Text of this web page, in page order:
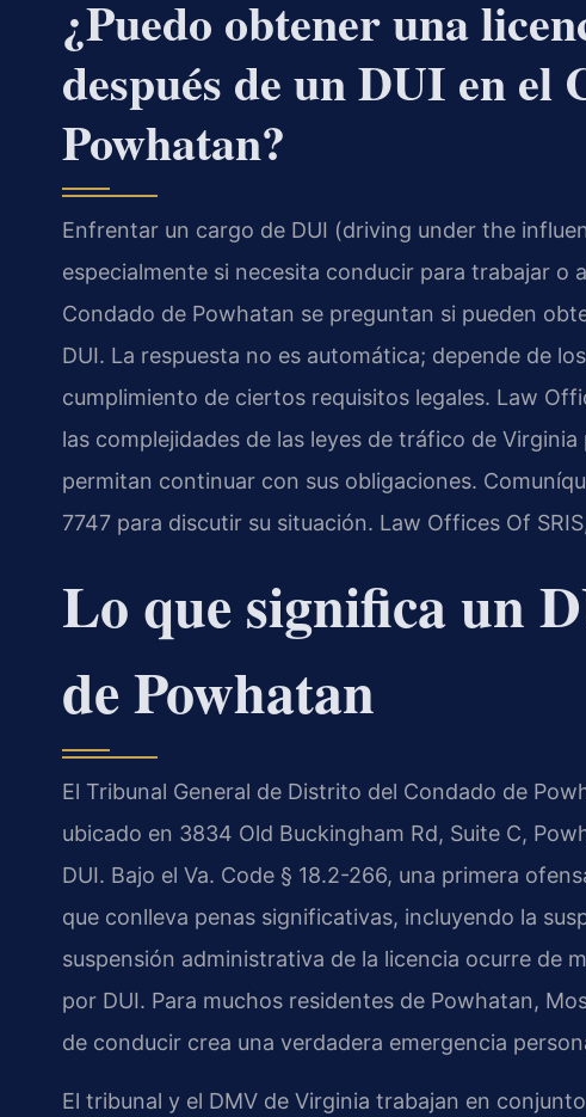
¿Puedo obtener una
después de un DUI en el
Powhatan?
Enfrentar un cargo de DUI (driving under the
especialmente si necesita conducir para trabajar o
Condado de Powhatan se preguntan si pueden
DUI. La respuesta no es automática; depende de
cumplimiento de ciertos requisitos legales. Law
las complejidades de las leyes de tráfico de
permitan continuar con sus obligaciones.
7747 para discutir su situación. Law Offices Of
Lo que significa un
de Powhatan
El Tribunal General de Distrito del Condado de
ubicado en 3834 Old Buckingham Rd, Suite C,
DUI. Bajo el Va. Code § 18.2-266, una primera
que conlleva penas significativas, incluyendo la
suspensión administrativa de la licencia ocurre de
por DUI. Para muchos residentes de Powhatan,
de conducir crea una verdadera emergencia
El tribunal y el DMV de Virginia trabajan en